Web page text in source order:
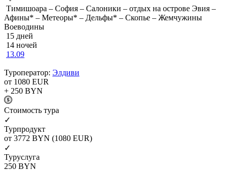
Тимишоара – София – Салоники – отдых на острове Эвия –
Афины* – Метеоры* – Дельфы* – Скопье – Жемчужины
Воеводины
15 дней
14 ночей
13.09
Туроператор: Элдиви
от 1080 EUR
+ 250 BYN
Cтоимость тура
✓
Турпродукт
от 3772 BYN (1080 EUR)
✓
Туруслуга
250 BYN